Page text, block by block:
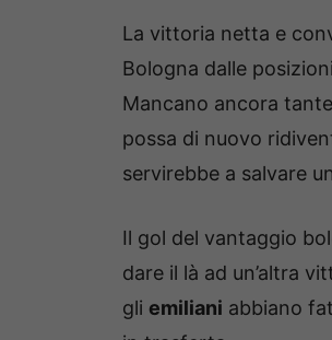
La vittoria netta e
Bologna dalle
Mancano ancora
possa di nuovo
servirebbe a salvare
Il gol del vantaggio
dare il là ad un’altra
gli emiliani abbiano